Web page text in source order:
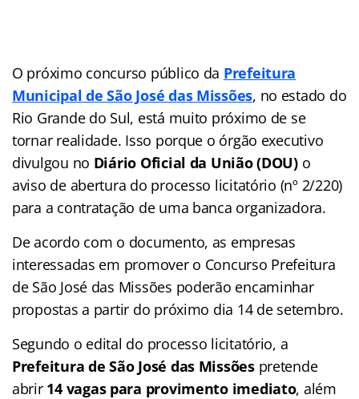
O próximo concurso público da Prefeitura
Municipal de São José das Missões, no estado do
Rio Grande do Sul, está muito próximo de se
tornar realidade. Isso porque o órgão executivo
divulgou no Diário Oficial da União (DOU)o
aviso de abertura do processo licitatório (nº 2/220)
para a contratação de uma banca organizadora.
De acordo com o documento, as empresas
interessadas em promover o Concurso Prefeitura
de São José das Missões poderão encaminhar
propostas a partir do próximo dia 14 de setembro.
Segundo o edital do processo licitatório, a
Prefeitura de São José das Missões pretende
abrir 14 vagas para provimento imediato, além